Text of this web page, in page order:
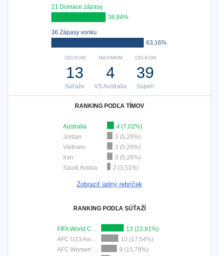
21 Domáce zápasy
36,84%
36 Zápasy vonku
63,16%
CELKOM
39
Súperi
MAXIMUM
4
VS Australia
CELKOM
13
Súťaže
RANKING PODĽA TÍMOV
Australia
4 (7,02%)
Jordan
3 (5,26%)
Vietnam
3 (5,26%)
Iran
3 (5,26%)
Saudi Arabia
2 (3,51%)
Zobraziť úplný rebríček
RANKING PODĽA SÚŤAŽÍ
FIFA World Cup 2026
13 (22,81%)
AFC U23 Asian Cup
10 (17,54%)
AFC Women's Asian Cup
9 (15,79%)